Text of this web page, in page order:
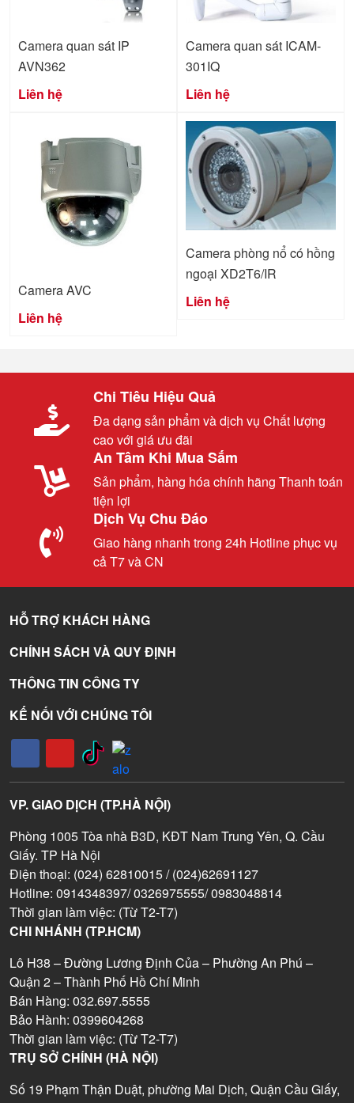
Camera quan sát IP
AVN362
Liên hệ
Camera quan sát ICAM-
301IQ
Liên hệ
Camera AVC
Liên hệ
Camera phòng nổ có hồng
ngoại XD2T6/IR
Liên hệ
Chi Tiêu Hiệu Quả
Đa dạng sản phẩm và dịch vụ Chất lượng
cao với giá ưu đãi
An Tâm Khi Mua Sắm
Sản phẩm, hàng hóa chính hãng Thanh toán
tiện lợi
Dịch Vụ Chu Đáo
Giao hàng nhanh trong 24h Hotline phục vụ
cả T7 và CN
HỖ TRỢ KHÁCH HÀNG
CHÍNH SÁCH VÀ QUY ĐỊNH
THÔNG TIN CÔNG TY
KẾ NỐI VỚI CHÚNG TÔI
VP. GIAO DỊCH (TP.HÀ NỘI)
Phòng 1005 Tòa nhà B3D, KĐT Nam Trung Yên, Q. Cầu
Giấy. TP Hà Nội
Điện thoại: (024) 62810015 / (024)62691127
Hotline: 0914348397/ 0326975555/ 0983048814
Thời gian làm việc: (Từ T2-T7)
CHI NHÁNH (TP.HCM)
Lô H38 – Đường Lương Định Của – Phường An Phú –
Quận 2 – Thành Phố Hồ Chí Minh
Bán Hàng: 032.697.5555
Bảo Hành: 0399604268
Thời gian làm việc: (Từ T2-T7)
TRỤ SỞ CHÍNH (HÀ NỘI)
Số 19 Phạm Thận Duật, phường Mai Dịch, Quận Cầu Giấy,